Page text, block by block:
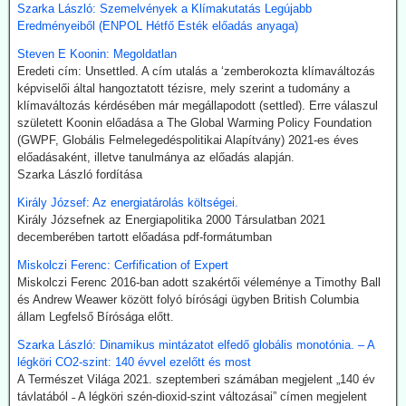
Sustainable Aviation Fuel (fenntartható kerozin, SAF). Előállítása
ma 2-5-ször drágább, mint a hagyományos keroziné, de
klímavédelmi okok miatt a légitársaságok érdeklődnek az
üzemanyag iránt.
India új utat céloz meg az előállításnál. A mezőgazdasági
hulladékokból (magas CO-tartalmú) szintézisgázt lehet gyártani,
amit a Fischer-Tropsch eljárás szerint hidrogénnel reagáltatva
folyékony szénhidrogén-keveréket, azaz benzint kapunk. A folyamat
megfelelő irányításánál a végtermék kerozin. A hidrogént -
legalábbis indiai források szerint elektrolízissel kívánják előállítani.
Problémánk avval van, ha a zöldenergiagyártás súlyos állami, értsd
adófizetői szubvenciókból akar megélni - az idők végezetéig.
2026.07.21. Uncut-News: Ki hozta a köztudatba a
klíma-lezárásokat a kovid-lezárások mintájára?
Google és az egyéb MI által támogatott keresők szerint a
klímavészhelyzet miatti lezárások csupáncsak összeesküvés-
WHO megbízásából dolgozó közgazdász alkotta meg 2020
októberében. A támogatók között ott volt a Soros-alapítvány és a
világ legnagyobb vállalatait összefogó World Business Council for
Szarka László: Szemelvények a Klímakutatás Legújabb
Eredményeiből (ENPOL Hétfő Esték előadás anyaga)
Steven E Koonin: Megoldatlan
Eredeti cím: Unsettled. A cím utalás a ‘zemberokozta klímaváltozás
képviselői által hangoztatott tézisre, mely szerint a tudomány a
klímaváltozás kérdésében már megállapodott (settled). Erre válaszul
született Koonin előadása a The Global Warming Policy Foundation
(GWPF, Globális Felmelegedéspolitikai Alapítvány) 2021-es éves
előadásaként, illetve tanulmánya az előadás alapján.
Szarka László fordítása
Király József: Az energiatárolás költségei.
Király Józsefnek az Energiapolitika 2000 Társulatban 2021
decemberében tartott előadása pdf-formátumban
Miskolczi Ferenc: Cerfification of Expert
Miskolczi Ferenc 2016-ban adott szakértői véleménye a Timothy Ball
és Andrew Weawer között folyó bírósági ügyben British Columbia
állam Legfelső Bírósága előtt.
Szarka László: Dinamikus mintázatot elfedő globális monotónia. – A
légköri CO2-szint: 140 évvel ezelőtt és most
A Természet Világa 2021. szeptemberi számában megjelent „140 év
távlatából ˗ A légköri szén-dioxid-szint változásai” címen megjelent